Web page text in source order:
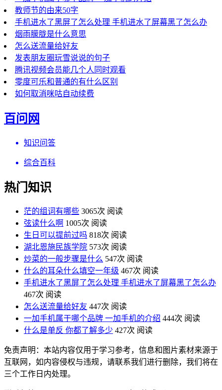
教师节的由来50字
手机进水了黑屏了怎么处理 手机进水了屏幕黑了怎么办
烟雨朦胧是什么意思
怎么送流量给好友
发表朋友圈玩雪说说的句子
腾讯视频会员能几个人同时观看
零度可乐和普通的有什么区别
如何取消咪咕自动续费
百问网
知识问答
综合百科
热门知识
茫的组词有哪些 3065次 阅读
弦读什么啊 1005次 阅读
生日可以提前过吗 818次 阅读
湖北恩施民族学院 573次 阅读
炒菜的一般步骤是什么 547次 阅读
什么的耳朵什么填空一年级 467次 阅读
手机进水了黑屏了怎么处理 手机进水了屏幕黑了怎么办
467次 阅读
怎么送流量给好友 447次 阅读
一加手机属于哪个品牌 一加手机的介绍 444次 阅读
什么是单反 你都了解多少 427次 阅读
免责声明：本站内容仅用于学习参考，信息和图片素材来源于
互联网，如内容侵权与违规，请联系我们进行删除，我们将在
三个工作日内处理。